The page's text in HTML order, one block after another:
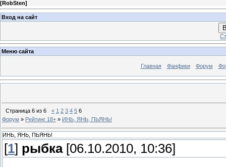
[RobSten]
Вход на сайт
Меню сайта
Главная Фанфики Форум
Страница 6 из 6 « 1 2 3 4 5 6
Форум » Рейтинг 18+ » ИНЬ, ЯНЬ, ПЬЯНЬ!
ИНЬ, ЯНЬ, ПЬЯНЬ!
[1] рыбка[06.10.2010, 10:36]